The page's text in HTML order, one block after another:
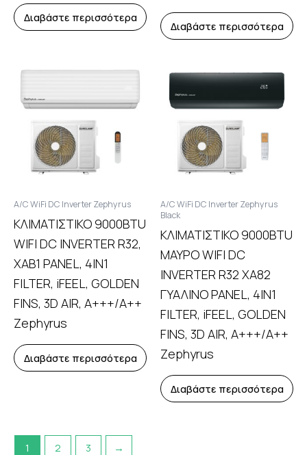
Διαβάστε περισσότερα
Διαβάστε περισσότερα
A/C WiFi DC Inverter Zephyrus
ΚΛΙΜΑΤΙΣΤΙΚΟ 9000BTU
WIFI DC INVERTER R32,
XAB1 PANEL, 4IN1
FILTER, iFEEL, GOLDEN
FINS, 3D AIR, A+++/A++
Zephyrus
Διαβάστε περισσότερα
A/C WiFi DC Inverter Zephyrus
Black
ΚΛΙΜΑΤΙΣΤΙΚΟ 9000BTU
ΜΑΥΡΟ WIFI DC
INVERTER R32 XA82
ΓΥΑΛΙΝΟ PANEL, 4IN1
FILTER, iFEEL, GOLDEN
FINS, 3D AIR, A+++/A++
Zephyrus
Διαβάστε περισσότερα
1 2 3 →